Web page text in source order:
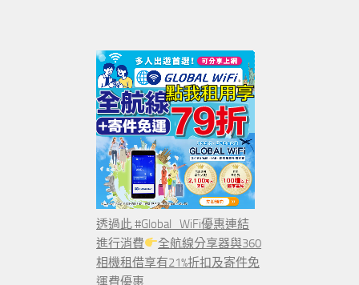
透過此 #Global_WiFi優惠連結
進行消費
全航線分享器與360
相機租借享有21%折扣及寄件免
運費優惠